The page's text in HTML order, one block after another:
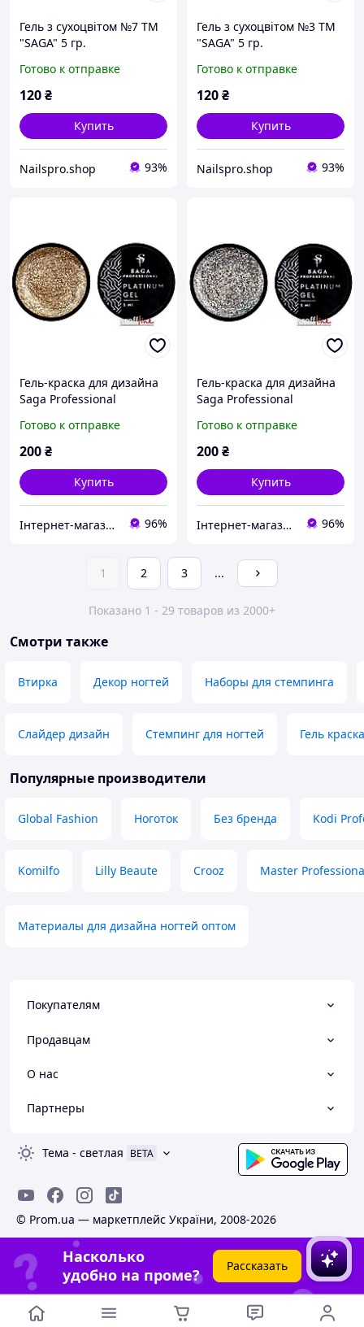
Гель з сухоцвітом №7 ТМ
"SAGA" 5 гр.
Готово к отправке
120₴
Купить
Nailspro.shop 93%
Гель з сухоцвітом №3 ТМ
"SAGA" 5 гр.
Готово к отправке
120₴
Купить
Nailspro.shop 93%
Гель-краска для дизайна
Saga Professional
золотистая, 5 мл
Готово к отправке
200₴
Купить
Інтернет-магазин матеріалів для нарощування нігтів та вій 96%
Гель-краска для дизайна
Saga Professional
серебристая, 5 мл
Готово к отправке
200₴
Купить
Інтернет-магазин матеріалів для нарощування нігтів та вій 96%
1 2 3 ...
Показано 1 - 29 товаров из 2000+
Смотри также
Втирка Декор ногтей Наборы для стемпинга
Слайдер дизайн Стемпинг для ногтей Гель
Популярные производители
Global Fashion Ноготок Без бренда Kodi
Komilfo Lilly Beaute Crooz Master
Материалы для дизайна ногтей оптом
Покупателям
Продавцам
О нас
Партнеры
Тема - светлая BETA
© Prom.ua — маркетплейс України, 2008-2026
Насколько
удобно на проме?
Рассказать